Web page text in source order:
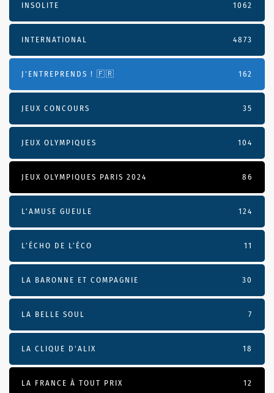
INSOLITE 1062
INTERNATIONAL 4873
J'ENTREPRENDS ! 🇫🇷 162
JEUX CONCOURS 35
JEUX OLYMPIQUES 104
JEUX OLYMPIQUES PARIS 2024 86
L'AMUSE GUEULE 124
L’ÉCHO DE L’ÉCO 11
LA BARONNE ET COMPAGNIE 30
LA BELLE SOUL 7
LA CLIQUE D'ALIX 18
LA FRANCE À TOUT PRIX 12